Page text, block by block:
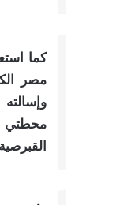
كما
مصر
محطتي